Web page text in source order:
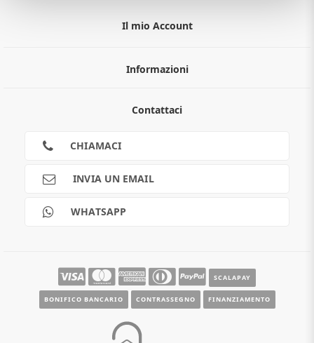
Il mio Account
Informazioni
Guida all'acquisto
Scalapay
Contattaci
CHIAMACI
INVIA UN EMAIL
WHATSAPP
SCALAPAY
BONIFICO BANCARIO CONTRASSEGNO FINANZIAMENTO